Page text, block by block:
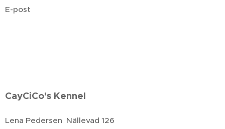
E-post
CayCiCo's Kennel
Lena Pedersen Nällevad 126